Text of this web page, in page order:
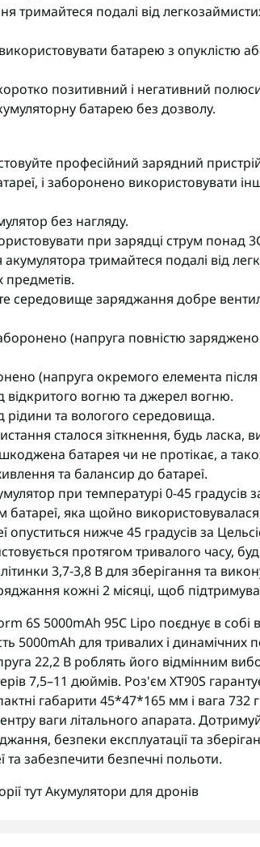
тримайтеся подалі від
батарею з опуклістю
позитивний і негативний
батарею без дозволу.
професійний зарядний
і заборонено використовувати
без нагляду.
при зарядці струм понад
тримайтеся подалі від
середовище заряджання добре
(напруга повністю
(напруга окремого елемента
відкритого вогню та джерел вогню.
рідини та вологого середовища.
сталося зіткнення, будь ласка,
батарея чи не протікає, а
та балансир до батареї.
при температурі 0-45 градусів
яка щойно
опуститься нижче 45 градусів за
протягом тривалого часу,
3,7-3,8 В для зберігання та
кожні 2 місяці, щоб
6S 5000mAh 95C Lipo поєднує в собі
5000mAh для тривалих і динамічних
22,2 В роблять його відмінним
7,5–11 дюймів. Роз'єм XT90S
габарити 45*47*165 мм і вага 732
ваги літального апарата.
безпеки експлуатації та
та забезпечити безпечні польоти.
тутАкумулятори для дронів